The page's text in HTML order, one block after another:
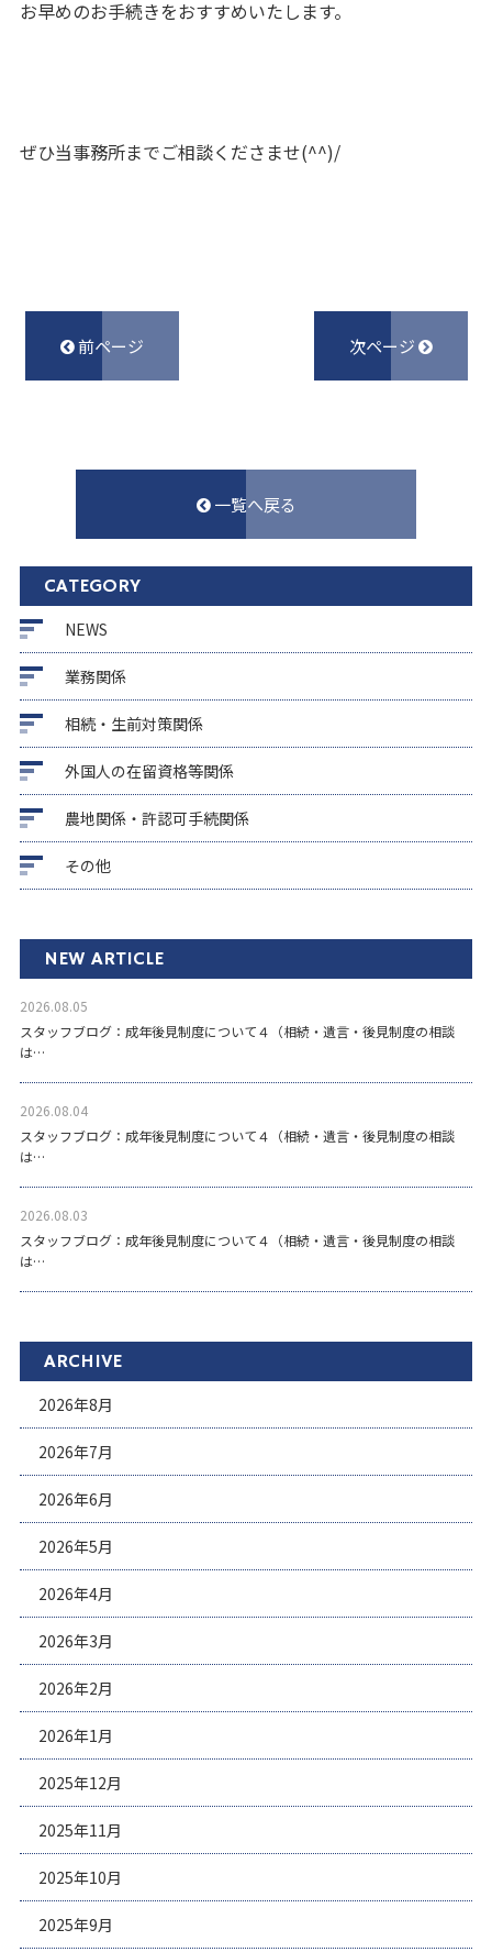
お早めのお手続きをおすすめいたします。
ぜひ当事務所までご相談くださませ(^^)/
前ページ 次ページ
一覧へ戻る
CATEGORY
NEWS
業務関係
相続・生前対策関係
外国人の在留資格等関係
農地関係・許認可手続関係
その他
NEW ARTICLE
2026.08.05
スタッフブログ：成年後見制度について４（相続・遺言・後見制度の相談
は…
2026.08.04
スタッフブログ：成年後見制度について４（相続・遺言・後見制度の相談
は…
2026.08.03
スタッフブログ：成年後見制度について４（相続・遺言・後見制度の相談
は…
ARCHIVE
2026年8月
2026年7月
2026年6月
2026年5月
2026年4月
2026年3月
2026年2月
2026年1月
2025年12月
2025年11月
2025年10月
2025年9月